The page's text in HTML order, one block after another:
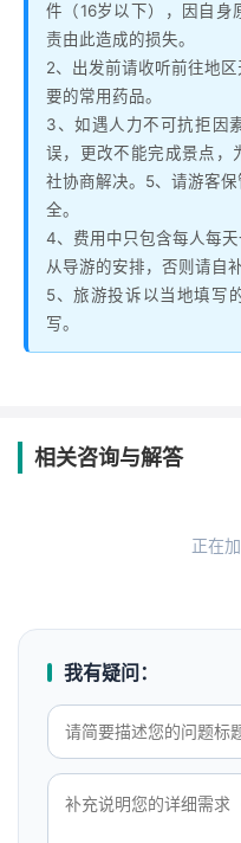
件（16岁以下），因自身
责由此造成的损失。
2、出发前请收听前往地
要的常用药品。
3、如遇人力不可抗拒因
误，更改不能完成景点，
社协商解决。5、请游客
全。
4、费用中只包含每人每
从导游的安排，否则请自
5、旅游投诉以当地填写
写。
相关咨询与解答
正在
我有疑问：